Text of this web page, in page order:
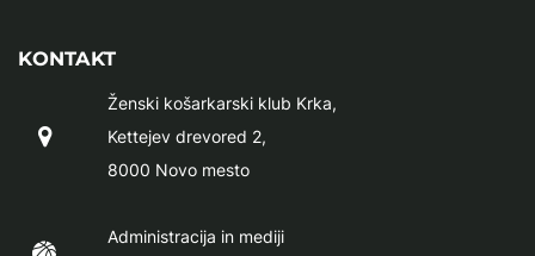
KONTAKT
Ženski košarkarski klub Krka,
Kettejev drevored 2,
8000 Novo mesto
Administracija in mediji